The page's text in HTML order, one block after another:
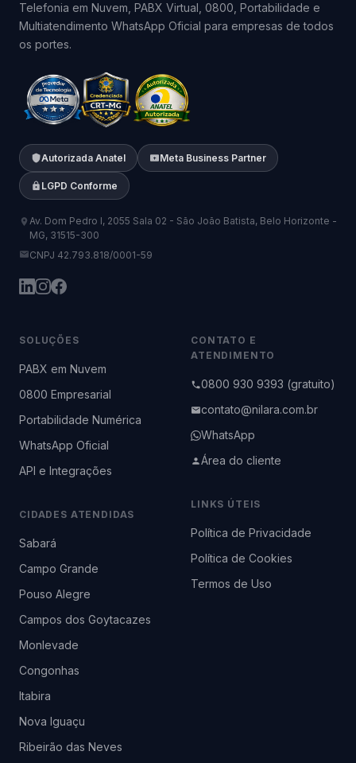
Telefonia em Nuvem, PABX Virtual, 0800, Portabilidade e
Multiatendimento WhatsApp Oficial para empresas de todos
os portes.
Autorizada Anatel Meta Business Partner
LGPD Conforme
Av. Dom Pedro I, 2055 Sala 02 - São João Batista, Belo Horizonte -
MG, 31515-300
CNPJ 42.793.818/0001-59
SOLUÇÕES
PABX em Nuvem
0800 Empresarial
Portabilidade Numérica
WhatsApp Oficial
API e Integrações
CIDADES ATENDIDAS
Sabará
Campo Grande
Pouso Alegre
Campos dos Goytacazes
Monlevade
Congonhas
Itabira
Nova Iguaçu
Ribeirão das Neves
CONTATO E
ATENDIMENTO
0800 930 9393 (gratuito)
contato@nilara.com.br
WhatsApp
Área do cliente
LINKS ÚTEIS
Política de Privacidade
Política de Cookies
Termos de Uso